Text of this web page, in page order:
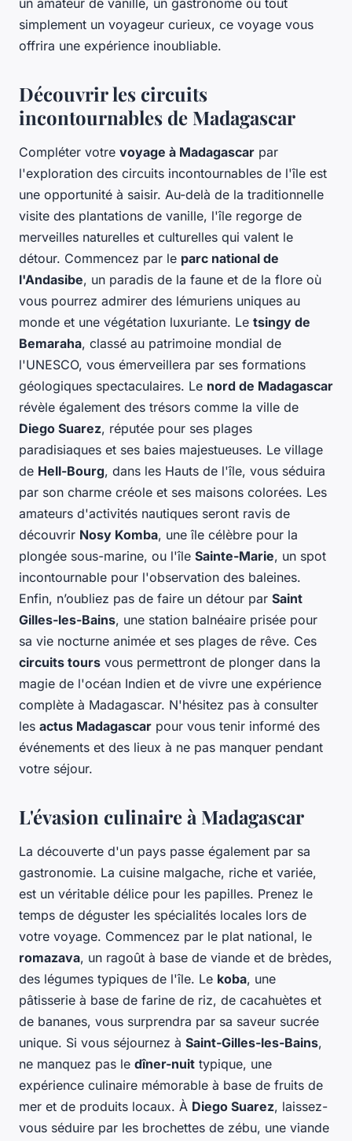
simplement un voyageur curieux, ce voyage vous
offrira une expérience inoubliable.
Découvrir les circuits
incontournables de Madagascar
Compléter votre voyage à Madagascar par
l'exploration des circuits incontournables de l'île est
une opportunité à saisir. Au-delà de la traditionnelle
visite des plantations de vanille, l'île regorge de
merveilles naturelles et culturelles qui valent le
détour. Commencez par le parc national de
l'Andasibe, un paradis de la faune et de la flore où
vous pourrez admirer des lémuriens uniques au
monde et une végétation luxuriante. Le tsingy de
Bemaraha, classé au patrimoine mondial de
l'UNESCO, vous émerveillera par ses formations
géologiques spectaculaires. Le nord de Madagascar
révèle également des trésors comme la ville de
Diego Suarez, réputée pour ses plages
paradisiaques et ses baies majestueuses. Le village
de Hell-Bourg, dans les Hauts de l'île, vous séduira
par son charme créole et ses maisons colorées. Les
amateurs d'activités nautiques seront ravis de
découvrir Nosy Komba, une île célèbre pour la
plongée sous-marine, ou l'île Sainte-Marie, un spot
incontournable pour l'observation des baleines.
Enfin, n’oubliez pas de faire un détour par Saint
Gilles-les-Bains, une station balnéaire prisée pour
sa vie nocturne animée et ses plages de rêve. Ces
circuits tours vous permettront de plonger dans la
magie de l'océan Indien et de vivre une expérience
complète à Madagascar. N'hésitez pas à consulter
les actus Madagascar pour vous tenir informé des
événements et des lieux à ne pas manquer pendant
votre séjour.
L'évasion culinaire à Madagascar
La découverte d'un pays passe également par sa
gastronomie. La cuisine malgache, riche et variée,
est un véritable délice pour les papilles. Prenez le
temps de déguster les spécialités locales lors de
votre voyage. Commencez par le plat national, le
romazava, un ragoût à base de viande et de brèdes,
des légumes typiques de l'île. Le koba, une
pâtisserie à base de farine de riz, de cacahuètes et
de bananes, vous surprendra par sa saveur sucrée
unique. Si vous séjournez à Saint-Gilles-les-Bains,
ne manquez pas le dîner-nuit typique, une
expérience culinaire mémorable à base de fruits de
mer et de produits locaux. À Diego Suarez, laissez-
vous séduire par les brochettes de zébu, une viande